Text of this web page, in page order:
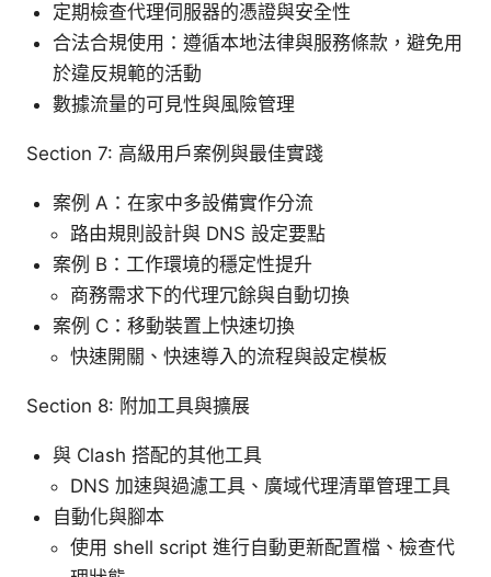
定期檢查代理伺服器的憑證與安全性
合法合規使用：遵循本地法律與服務條款，避免用
於違反規範的活動
數據流量的可見性與風險管理
Section 7: 高級用戶案例與最佳實踐
案例 A：在家中多設備實作分流
路由規則設計與 DNS 設定要點
案例 B：工作環境的穩定性提升
商務需求下的代理冗餘與自動切換
案例 C：移動裝置上快速切換
快速開關、快速導入的流程與設定模板
Section 8: 附加工具與擴展
與 Clash 搭配的其他工具
DNS 加速與過濾工具、廣域代理清單管理工具
自動化與腳本
使用 shell script 進行自動更新配置檔、檢查代